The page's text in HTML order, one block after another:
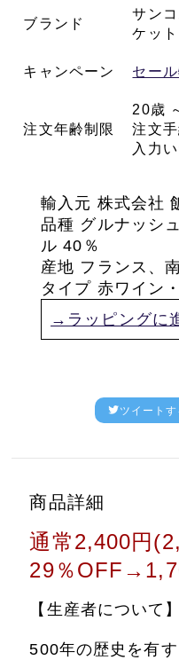
ブランド
サン
ケッ
キャンペーン セール
注文年齢制限
20歳
注文
入力
輸入元 株式会社
品種 グルナッシ
ル 40％
産地 フランス、
タイプ 赤ワイン
→ラッピングに
ツイートす
商品詳細
通常2,400円
29％
【生産者について】
500年の歴史を有